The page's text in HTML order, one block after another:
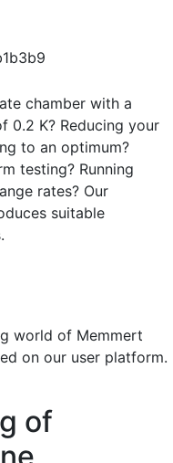
chamber with a
0.2 K? Reducing your
to an optimum?
testing? Running
rates? Our
suitable
world of Memmert
on our user platform.
of